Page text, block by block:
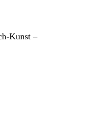
Kunst –